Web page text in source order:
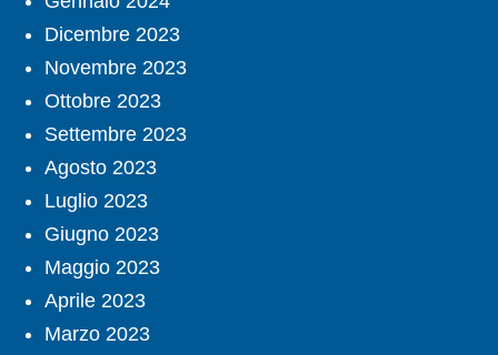
Dicembre 2023
Novembre 2023
Ottobre 2023
Settembre 2023
Agosto 2023
Luglio 2023
Giugno 2023
Maggio 2023
Aprile 2023
Marzo 2023